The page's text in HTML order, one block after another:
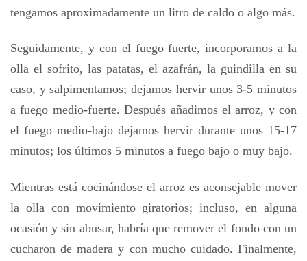
tengamos aproximadamente un litro de caldo o algo más.
Seguidamente, y con el fuego fuerte, incorporamos a la
olla el sofrito, las patatas, el azafrán, la guindilla en su
caso, y salpimentamos; dejamos hervir unos 3-5 minutos
a fuego medio-fuerte. Después añadimos el arroz, y con
el fuego medio-bajo dejamos hervir durante unos 15-17
minutos; los últimos 5 minutos a fuego bajo o muy bajo.
Mientras está cocinándose el arroz es aconsejable mover
la olla con movimiento giratorios; incluso, en alguna
ocasión y sin abusar, habría que remover el fondo con un
cucharon de madera y con mucho cuidado. Finalmente,